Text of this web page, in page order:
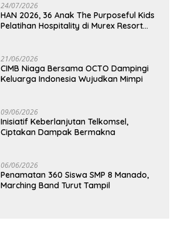
24/07/2026
HAN 2026, 36 Anak The Purposeful Kids
Pelatihan Hospitality di Murex Resort
21/06/2026
CIMB Niaga Bersama OCTO Dampingi
Keluarga Indonesia Wujudkan Mimpi
09/06/2026
Inisiatif Keberlanjutan Telkomsel,
Ciptakan Dampak Bermakna
06/06/2026
Penamatan 360 Siswa SMP 8 Manado,
Marching Band Turut Tampil